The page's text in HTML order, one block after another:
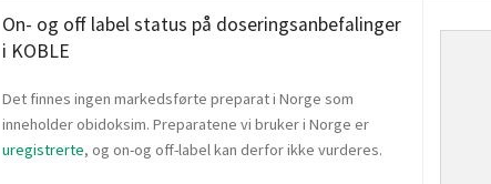
On- og off label status på doseringsanbefalinger
i KOBLE
Det finnes ingen markedsførte preparat i Norge som
inneholder obidoksim. Preparatene vi bruker i Norge er
uregistrerte, og on-og off-label kan derfor ikke vurderes.